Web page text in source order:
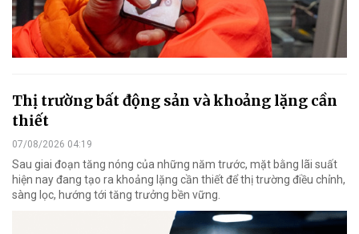
Thị trường bất động sản và khoảng lặng cần
thiết
07/08/2026 04:19
Sau giai đoạn tăng nóng của những năm trước, mặt bằng lãi suất
hiện nay đang tạo ra khoảng lặng cần thiết để thị trường điều chỉnh,
sàng lọc, hướng tới tăng trưởng bền vững.